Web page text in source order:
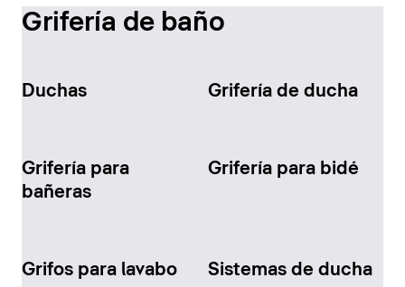
Grifería de baño
Duchas Grifería de ducha
Grifería para
bañeras
Grifería para bidé
Grifos para lavabo Sistemas de ducha